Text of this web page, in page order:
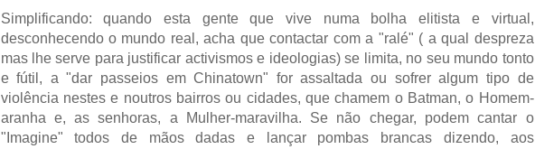
Simplificando: quando esta gente que vive numa bolha elitista e virtual,
desconhecendo o mundo real, acha que contactar com a "ralé" ( a qual despreza
mas lhe serve para justificar activismos e ideologias) se limita, no seu mundo tonto
e fútil, a "dar passeios em Chinatown" for assaltada ou sofrer algum tipo de
violência nestes e noutros bairros ou cidades, que chamem o Batman, o Homem-
aranha e, as senhoras, a Mulher-maravilha. Se não chegar, podem cantar o
"Imagine" todos de mãos dadas e lançar pombas brancas dizendo, aos